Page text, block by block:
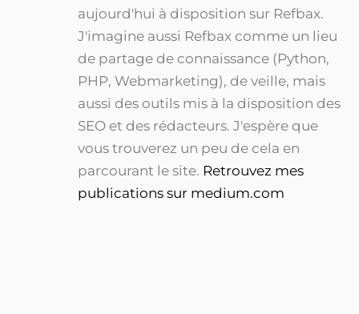
aujourd'hui à disposition sur Refbax.
J'imagine aussi Refbax comme un lieu
de partage de connaissance (Python,
PHP, Webmarketing), de veille, mais
aussi des outils mis à la disposition des
SEO et des rédacteurs. J'espère que
vous trouverez un peu de cela en
parcourant le site. Retrouvez mes
publications sur medium.com